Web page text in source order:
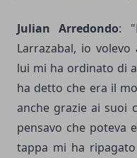
Julian Arredondo:
Larrazabal, io
lui mi ha ordinato di
ha detto che era il
anche grazie ai suoi
pensavo che poteva
tappa mi ha